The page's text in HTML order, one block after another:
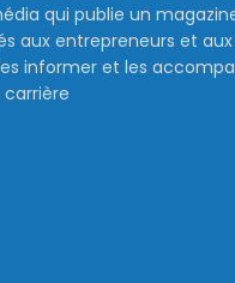
qui publie un
aux entrepreneurs et
informer et les
carrière